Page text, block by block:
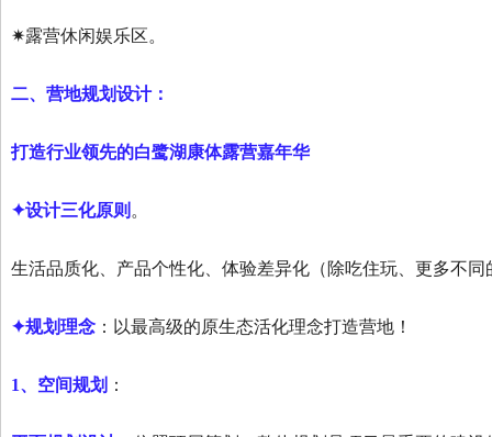
✷露营休闲娱乐区。
二、营地规划设计：
打造行业领先的白鹭湖康体露营嘉年华
✦设计三化原则 。
生活品质化、产品个性化、体验差异化（除吃住玩、更多不
✦规划理念：以最高级的原生态活化理念打造营地！
1、空间规划 ：